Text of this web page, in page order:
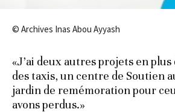
© Archives Inas Abou Ayyash
«J’ai deux autres projets en plus
des taxis, un centre de Soutien
jardin de remémoration pour
avons perdus.»